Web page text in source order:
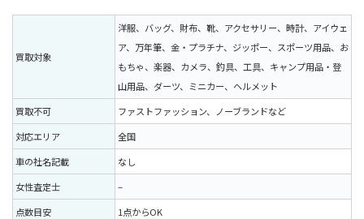
買取対象
洋服、バッグ、財布、靴、アクセサリー、時計、アイウェ
ア、万年筆、金・プラチナ、ジッポー、スポーツ用品、お
もちゃ、楽器、カメラ、釣具、工具、キャンプ用品・登
山用品、ダーツ、ミニカー、ヘルメット
買取不可
ファストファッション、ノーブランドなど
対応エリア
全国
車の社名記載
なし
女性査定士
–
点数目安
1点からOK